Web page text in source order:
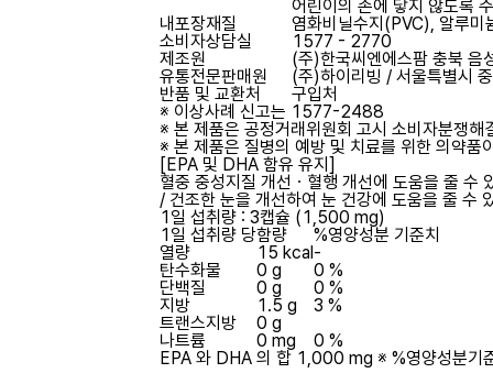
어린이의 손에 닿지 않도록
내포장재질
염화비닐수지(PVC), 알루
소비자상담실
1577 - 2770
제조원
(주)한국씨엔에스팜 충북 음
유통전문판매원
(주)하이리빙 / 서울특별시
반품 및 교환처
구입처
※ 이상사례 신고는 1577-2488
※ 본 제품은 공정거래위원회 고시 소비자분쟁
※ 본 제품은 질병의 예방 및 치료를 위한 의약품
[EPA 및 DHA 함유 유지]
혈중 중성지질 개선ㆍ혈행 개선에 도움을 줄 수
/ 건조한 눈을 개선하여 눈 건강에 도움을 줄 수
1일 섭취량 : 3캡슐 (1,500 mg)
1일 섭취량 당함량
%영양성분 기준치
열량
15 kcal-
탄수화물
0 g
0 %
단백질
0 g
0 %
지방
1.5 g
3 %
트랜스지방
0 g
나트륨
0 mg
0 %
EPA 와 DHA 의 합 1,000 mg ※ %영양성분기